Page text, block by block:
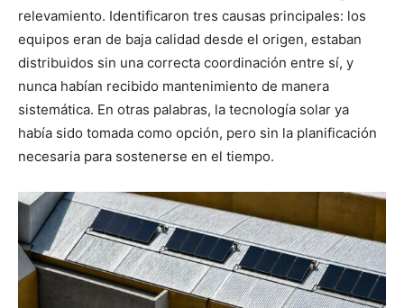
relevamiento. Identificaron tres causas principales: los
equipos eran de baja calidad desde el origen, estaban
distribuidos sin una correcta coordinación entre sí, y
nunca habían recibido mantenimiento de manera
sistemática. En otras palabras, la tecnología solar ya
había sido tomada como opción, pero sin la planificación
necesaria para sostenerse en el tiempo.